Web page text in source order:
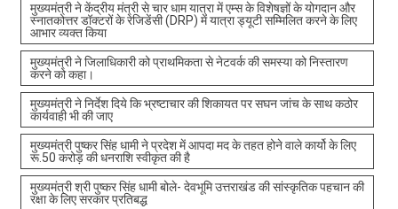
मुख्यमंत्री ने केंद्रीय मंत्री से चार धाम यात्रा में एम्स के विशेषज्ञों के योगदान और
स्नातकोत्तर डॉक्टरों के रेजिडेंसी (DRP) में यात्रा ड्यूटी सम्मिलित करने के लिए
आभार व्यक्त किया
मुख्यमंत्री ने जिलाधिकारी को प्राथमिकता से नेटवर्क की समस्या को निस्तारण
करने को कहा।
मुख्यमंत्री ने निर्देश दिये कि भ्रष्टाचार की शिकायत पर सघन जांच के साथ कठोर
कार्यवाही भी की जाए
मुख्यमंत्री पुष्कर सिंह धामी ने प्रदेश में आपदा मद के तहत होने वाले कार्यो के लिए
रू.50 करोड़ की धनराशि स्वीकृत की है
मुख्यमंत्री श्री पुष्कर सिंह धामी बोले- देवभूमि उत्तराखंड की सांस्कृतिक पहचान की
रक्षा के लिए सरकार प्रतिबद्ध